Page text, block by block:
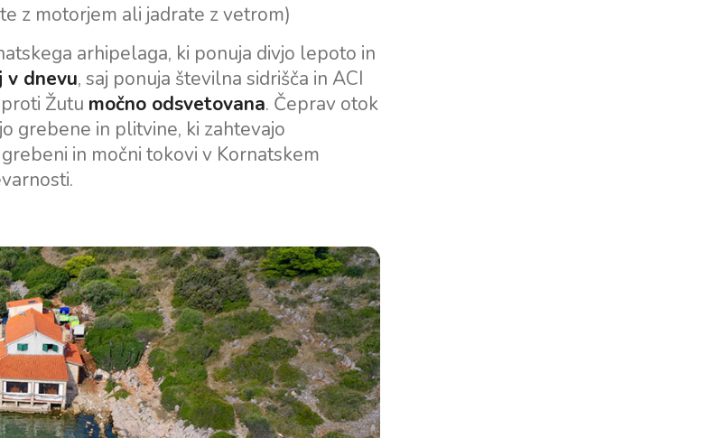
z motorjem ali jadrate z vetrom)
arhipelaga, ki ponuja divjo lepoto in
v dnevu, saj ponuja številna sidrišča in ACI
Žutu močno odsvetovana. Čeprav otok
grebene in plitvine, ki zahtevajo
in močni tokovi v Kornatskem